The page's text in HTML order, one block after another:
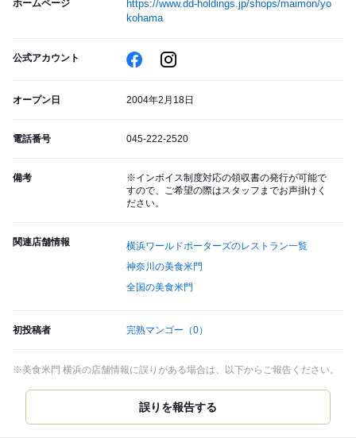
ホームページ
https://www.dd-holdings.jp/shops/maimon/yo
kohama
公式アカウント
オープン日 2004年2月18日
電話番号 045-222-2520
備考
※インボイス制度対応の領収書の発行が可能で
すので、ご希望の際はスタッフまでお声掛けく
ださい。
関連店舗情報
横浜ワールドポーターズのレストラン一覧
神奈川の美食米門
全国の美食米門
初投稿者 完熟マンゴー （0）
※美食米門 横浜の店舗情報に誤りがある場合は、以下からご報告ください。
誤りを報告する